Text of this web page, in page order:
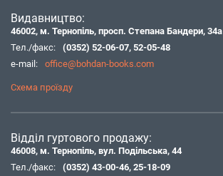
Видавництво:
46002, м. Тернопіль, просп. Степана Бандери, 34а
Тел./факс:
(0352) 52-06-07, 52-05-48
e-mail:
office@bohdan-books.com
Схема проїзду
Відділ гуртового продажу:
46008, м. Тернопіль, вул. Подільська, 44
Тел./факс:
(0352) 43-00-46, 25-18-09